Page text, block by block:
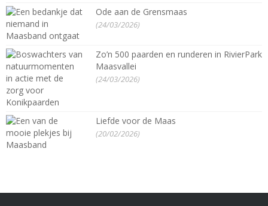
Ode aan de Grensmaas
(24/03/2026)
Zo’n 500 paarden en runderen in RivierPark
Maasvallei
(24/03/2026)
Liefde voor de Maas
(20/02/2026)